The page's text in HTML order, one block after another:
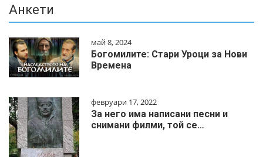
Анкети
май 8, 2024
Богомилите: Стари Уроци за Нови
Времена
февруари 17, 2022
За него има написани песни и
снимани филми, той се…